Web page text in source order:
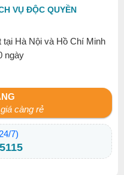
VỤ ĐỘC QUYỀN
tại Hà Nội và Hồ Chí Minh
ngày
càng rẻ
7)